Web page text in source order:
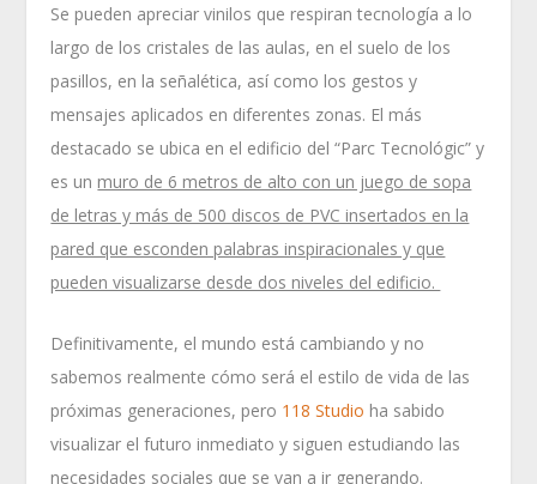
Se pueden apreciar vinilos que respiran tecnología a lo
largo de los cristales de las aulas, en el suelo de los
pasillos, en la señalética, así como los gestos y
mensajes aplicados en diferentes zonas. El más
destacado se ubica en el edificio del “Parc Tecnológic” y
es un muro de 6 metros de alto con un juego de sopa
de letras y más de 500 discos de PVC insertados en la
pared que esconden palabras inspiracionales y que
pueden visualizarse desde dos niveles del edificio.
Definitivamente, el mundo está cambiando y no
sabemos realmente cómo será el estilo de vida de las
próximas generaciones, pero 118 Studio ha sabido
visualizar el futuro inmediato y siguen estudiando las
necesidades sociales que se van a ir generando.